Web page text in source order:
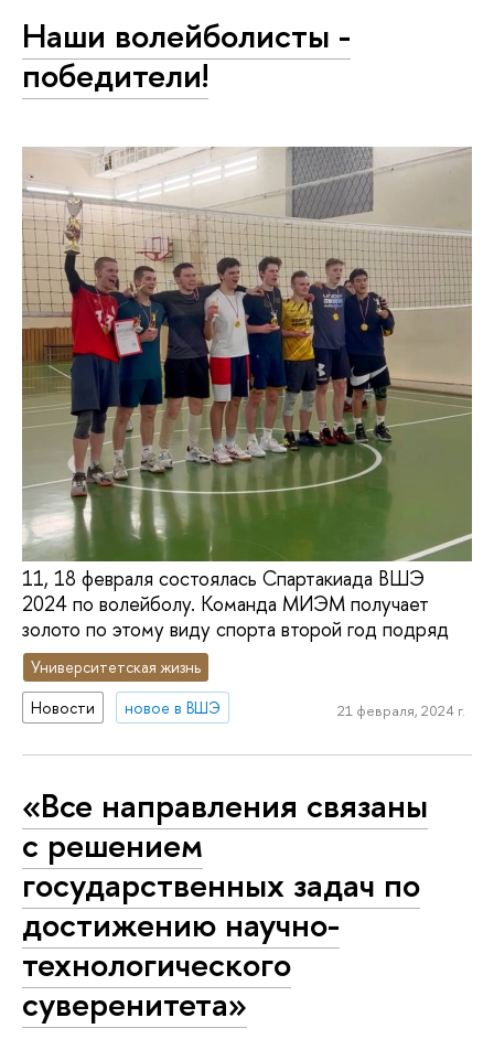
Наши волейболисты -
победители!
11, 18 февраля состоялась Спартакиада ВШЭ
2024 по волейболу. Команда МИЭМ получает
золото по этому виду спорта второй год подряд
Университетская жизнь
Новости
новое в ВШЭ 21 февраля, 2024 г.
«Все направления связаны
с решением
государственных задач по
достижению научно-
технологического
суверенитета»